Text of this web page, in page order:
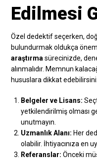
Edilmesi
Özel dedektif seçerken,
bulundurmak oldukça
araştırma sürecinizde,
alınmalıdır. Memnun
hususlara dikkat
Belgeler ve Lisans:
yetkilendirilmiş olması
unutmayın.
Uzmanlık Alanı: Her
olabilir. İhtiyacınıza en
Referanslar: Önceki